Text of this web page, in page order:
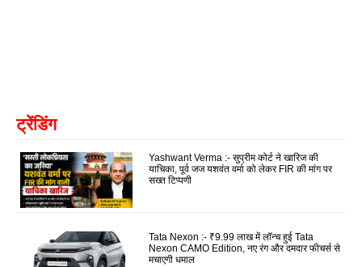
ट्रेंडिंग
Yashwant Verma :- सुप्रीम कोर्ट ने खारिज की
याचिका, पूर्व जज यशवंत वर्मा को लेकर FIR की मांग पर
सख्त टिप्पणी
Tata Nexon :- ₹9.99 लाख में लॉन्च हुई Tata
Nexon CAMO Edition, नए रंग और दमदार फीचर्स से
मचाएगी धमाल